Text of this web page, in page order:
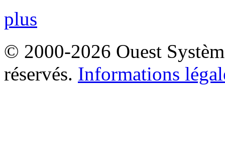
plus
© 2000-2026 Ouest
réservés. Informations